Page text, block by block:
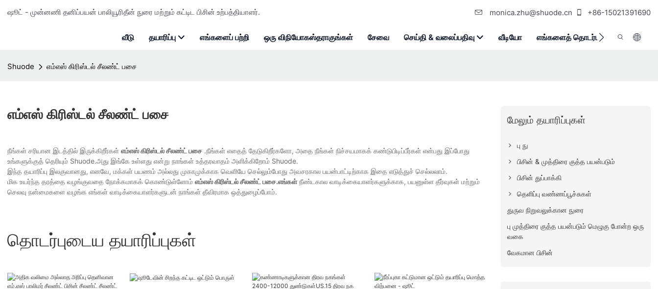
ஷூட் - முன்னணி தனிப்பயன் பாலியூரிதீன் நுரை மற்றும் கட்டிட பிசின் உற்பத்தியாளர். monica.zhu@shuode.cn +86-15021391690
வீடு தயாரிப்பு எங்களைப் பற்றி ஒரு விநியோகஸ்தராகுங்கள் சேவை செய்தி & வலைப்பதிவு வீடியோ எங்களைத் தொடர்பு கொள்ளுங்கள்
Shuode எம்எஸ் கிரிஸ்டல் சீலண்ட் பசை
எம்எஸ் கிரிஸ்டல் சீலண்ட் பசை
நீங்கள் சரியான இடத்தில் இருக்கிறீர்கள் எம்எஸ் கிரிஸ்டல் சீலண்ட் பசை .நீங்கள் எதைத் தேடுகிறீர்களோ, அதை நீங்கள் நிச்சயமாகக் கண்டுபிடிப்பீர்கள் என்பது இப்போது
உங்களுக்குத் தெரியும் Shuode.அது இங்கே உள்ளது என்று நாங்கள் உத்தரவாதம் அளிக்கிறோம் Shuode.
இந்த தயாரிப்பு இலகுவானது, எனவே, மக்கள் பயணம் அல்லது முகாமுக்காக வெளியே செல்லும்போது அவசரகால பயன்பாட்டிற்காக இதை எடுத்துச் செல்லலாம்.
மிக உயர்ந்த தரத்தை வழங்குவதை நோக்கமாகக் கொண்டுள்ளோம் எம்எஸ் கிரிஸ்டல் சீலண்ட் பசை.எங்கள்நீண்டகால வாடிக்கையாளர்களுக்காக, பயனுள்ள தீர்வுகள் மற்றும்
செலவு நன்மைகளை வழங்க எங்கள் வாடிக்கையாளர்களுடன் நாங்கள் தீவிரமாக ஒத்துழைப்போம்.
தொடர்புடைய தயாரிப்புகள்
மேலும் தயாரிப்புகள்
பு நு
பிசின் & முத்திரை குத்த பயன்படும்
பிசின் துப்பாக்கி
தெளிப்பு வண்ணப்பூச்சுகள்
துருவ நிறுவலுக்கான நுரை
பு முத்திரை குத்த பயன்படும் மெழுகு போன்ற ஒரு
வகை
வேகமான பிசின்